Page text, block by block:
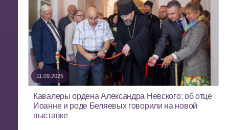
11.09.2025
Кавалеры ордена Александра Невского: об отце
Иоанне и роде Беляевых говорили на новой
выставке